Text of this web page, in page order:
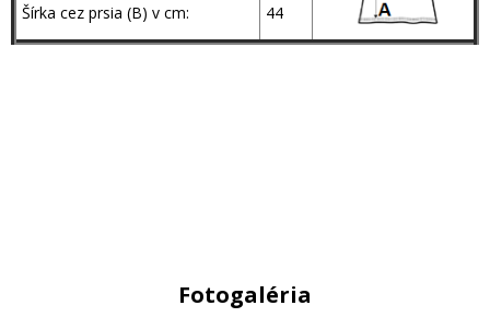
Šírka cez prsia (B) v cm: 44
Fotogaléria